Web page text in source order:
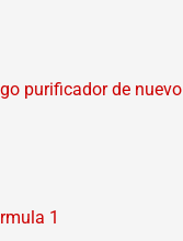
purificador de nuevo
1